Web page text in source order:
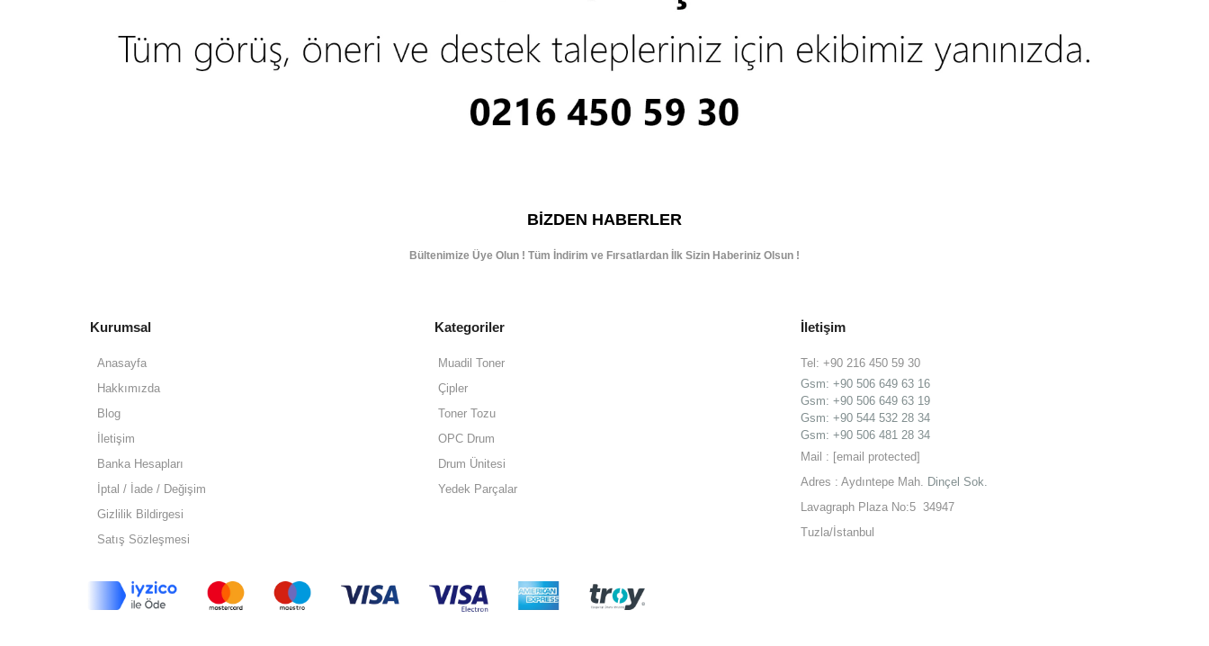
BIZDEN HABERLER
Bültenimize Üye Olun ! Tüm İndirim ve Fırsatlardan İlk Sizin Haberiniz Olsun !
Kurumsal
Anasayfa
Hakkımızda
Blog
İletişim
Banka Hesapları
İptal / İade / Değişim
Gizlilik Bildirgesi
Satış Sözleşmesi
Kategoriler
Muadil Toner
Çipler
Toner Tozu
OPC Drum
Drum Ünitesi
Yedek Parçalar
İletişim
Tel: +90 216 450 59 30
Gsm:+90 506 649 63 16
Gsm:+90 506 649 63 19
Gsm: +90 544 532 28 34
Gsm: +90 506 481 28 34
Mail : [email protected]
Adres : Aydıntepe Mah. Dinçel Sok.
Lavagraph Plaza No:5 34947
Tuzla/İstanbul